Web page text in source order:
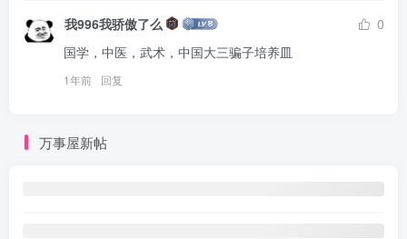
我996我骄傲了么
0
国学，中医，武术，中国大三骗子培养皿
1年前 回复
万事屋新帖